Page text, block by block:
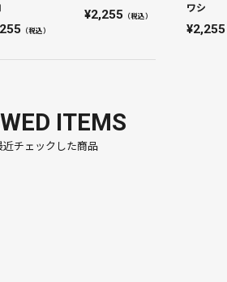
（税込）
2,255（税込）
ワシ
2,255
ITEMS
近チェックした商品